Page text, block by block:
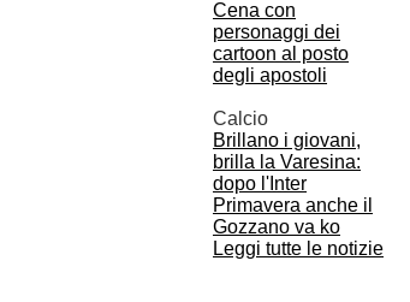
Cena con
personaggi dei
cartoon al posto
degli apostoli
Calcio
Brillano i giovani,
brilla la Varesina:
dopo l'Inter
Primavera anche il
Gozzano va ko
Leggi tutte le notizie